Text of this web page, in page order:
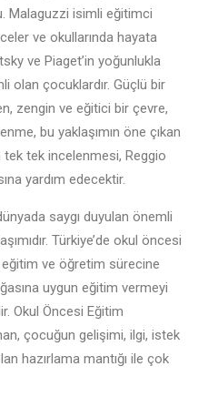
Malaguzzi isimli eğitimci
ve okullarında hayata
ve Piaget’in yoğunlukla
olan çocuklardır. Güçlü bir
zengin ve eğitici bir çevre,
bu yaklaşımın öne çıkan
tek incelenmesi, Reggio
yardım edecektir.
saygı duyulan önemli
Türkiye’de okul öncesi
ve öğretim sürecine
uygun eğitim vermeyi
Okul Öncesi Eğitim
çocuğun gelişimi, ilgi, istek
hazırlama mantığı ile çok